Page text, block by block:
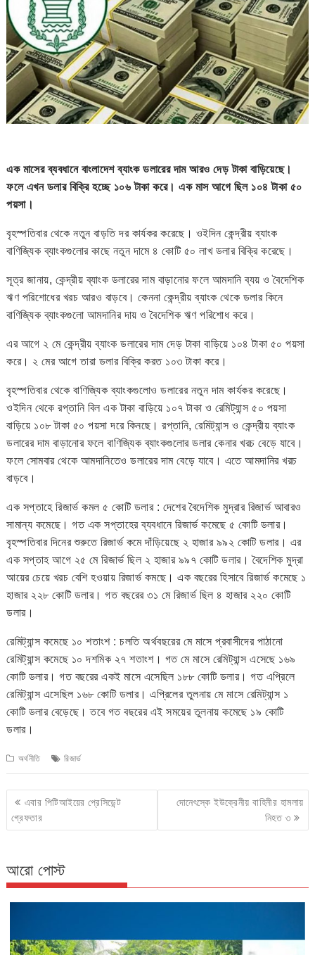
এক মাসের ব্যবধানে বাংলাদেশ ব্যাংক ডলারের দাম আরও দেড় টাকা বাড়িয়েছে।
ফলে এখন ডলার বিক্রি হচ্ছে ১০৬ টাকা করে। এক মাস আগে ছিল ১০৪ টাকা ৫০
পয়সা।
বৃহস্পতিবার থেকে নতুন বাড়তি দর কার্যকর করেছে। ওইদিন কেন্দ্রীয় ব্যাংক
বাণিজ্যিক ব্যাংকগুলোর কাছে নতুন দামে ৪ কোটি ৫০ লাখ ডলার বিক্রি করেছে।
সূত্র জানায়, কেন্দ্রীয় ব্যাংক ডলারের দাম বাড়ানোর ফলে আমদানি ব্যয় ও বৈদেশিক
ঋণ পরিশোধের খরচ আরও বাড়বে। কেননা কেন্দ্রীয় ব্যাংক থেকে ডলার কিনে
বাণিজ্যিক ব্যাংকগুলো আমদানির দায় ও বৈদেশিক ঋণ পরিশোধ করে।
এর আগে ২ মে কেন্দ্রীয় ব্যাংক ডলারের দাম দেড় টাকা বাড়িয়ে ১০৪ টাকা ৫০ পয়সা
করে। ২ মের আগে তারা ডলার বিক্রি করত ১০৩ টাকা করে।
বৃহস্পতিবার থেকে বাণিজ্যিক ব্যাংকগুলোও ডলারের নতুন দাম কার্যকর করেছে।
ওইদিন থেকে রপ্তানি বিল এক টাকা বাড়িয়ে ১০৭ টাকা ও রেমিট্যান্স ৫০ পয়সা
বাড়িয়ে ১০৮ টাকা ৫০ পয়সা দরে কিনছে। রপ্তানি, রেমিট্যান্স ও কেন্দ্রীয় ব্যাংক
ডলারের দাম বাড়ানোর ফলে বাণিজ্যিক ব্যাংকগুলোর ডলার কেনার খরচ বেড়ে যাবে।
ফলে সোমবার থেকে আমদানিতেও ডলারের দাম বেড়ে যাবে। এতে আমদানির খরচ
বাড়বে।
এক সপ্তাহে রিজার্ভ কমল ৫ কোটি ডলার : দেশের বৈদেশিক মুদ্রার রিজার্ভ আবারও
সামান্য কমেছে। গত এক সপ্তাহের ব্যবধানে রিজার্ভ কমেছে ৫ কোটি ডলার।
বৃহস্পতিবার দিনের শুরুতে রিজার্ভ কমে দাঁড়িয়েছে ২ হাজার ৯৯২ কোটি ডলার। এর
এক সপ্তাহ আগে ২৫ মে রিজার্ভ ছিল ২ হাজার ৯৯৭ কোটি ডলার। বৈদেশিক মুদ্রা
আয়ের চেয়ে খরচ বেশি হওয়ায় রিজার্ভ কমছে। এক বছরের হিসাবে রিজার্ভ কমেছে ১
হাজার ২২৮ কোটি ডলার। গত বছরের ৩১ মে রিজার্ভ ছিল ৪ হাজার ২২০ কোটি
ডলার।
রেমিট্যান্স কমেছে ১০ শতাংশ : চলতি অর্থবছরের মে মাসে প্রবাসীদের পাঠানো
রেমিট্যান্স কমেছে ১০ দশমিক ২৭ শতাংশ। গত মে মাসে রেমিট্যান্স এসেছে ১৬৯
কোটি ডলার। গত বছরের একই মাসে এসেছিল ১৮৮ কোটি ডলার। গত এপ্রিলে
রেমিট্যান্স এসেছিল ১৬৮ কোটি ডলার। এপ্রিলের তুলনায় মে মাসে রেমিট্যান্স ১
কোটি ডলার বেড়েছে। তবে গত বছরের এই সময়ের তুলনায় কমেছে ১৯ কোটি
ডলার।
অর্থনীতি রিজার্ভ
Post
navigation
এবার পিটিআইয়ের প্রেসিডেন্ট
গ্রেফতার
দোনেৎস্কে ইউক্রেনীয় বাহিনীর হামলায়
নিহত ৩
আরো পোস্ট